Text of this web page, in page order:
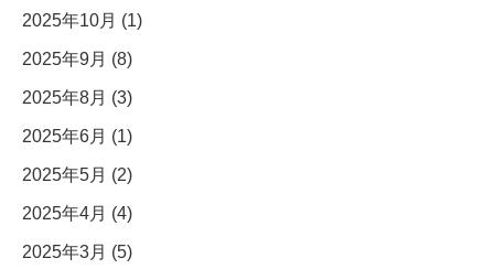
2025年10月 (1)
2025年9月 (8)
2025年8月 (3)
2025年6月 (1)
2025年5月 (2)
2025年4月 (4)
2025年3月 (5)